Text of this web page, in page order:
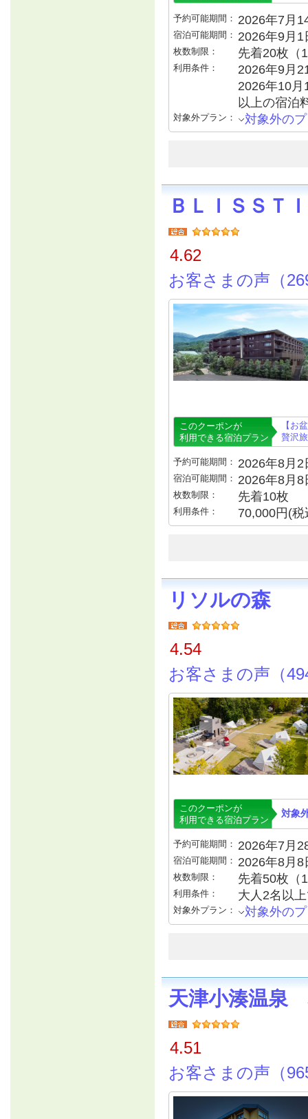
予約可能期間： 2026年7月
宿泊可能期間： 2026年9月
枚数制限： 先着20枚（
利用条件：
2026年9月
2026年10
以上の宿泊
対象外プラン： 対象外の
ＢＬＩＳＳＴ
4.62
お客さまの声（
このクーポンが
利用できる宿泊プラン
【お
贅沢
予約可能期間： 2026年8月
宿泊可能期間： 2026年8月
枚数制限： 先着10枚
利用条件： 70,000円(
リソルの森
4.54
お客さまの声（
このクーポンが
利用できる宿泊プラン
対象
予約可能期間： 2026年7月
宿泊可能期間： 2026年8月
枚数制限： 先着50枚（
利用条件： 大人2名以
対象外プラン： 対象外の
天津小湊温泉
4.51
お客さまの声（